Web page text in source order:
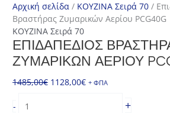
Αρχική σελίδα / ΚΟΥΖΙΝΑ Σειρά 70 /
Βραστήρας Ζυμαρικών Αερίου PCG40G
ΚΟΥΖΙΝΑ Σειρά 70
ΕΠΙΔΑΠΈΔΙΟΣ
ΖΥΜΑΡΙΚΏΝ ΑΕΡΊΟΥ
1485,00€ Original
1128,00€Η+ ΦΠΑ
- +